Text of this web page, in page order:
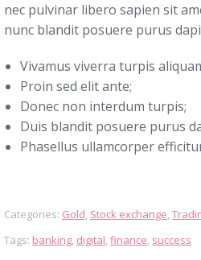
nec pulvinar libero sapien sit
nunc blandit posuere purus
Vivamus viverra turpis
Proin sed elit ante;
Donec non interdum turpis;
Duis blandit posuere purus
Phasellus ullamcorper
Categories: Gold, Stock exchange,
Tags: banking, digital, finance, success